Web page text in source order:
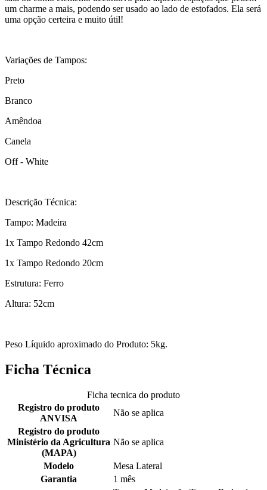
um charme a mais, podendo ser usado ao lado de estofados. Ela será
uma opção certeira e muito útil!
Variações de Tampos:
Preto
Branco
Amêndoa
Canela
Off - White
Descrição Técnica:
Tampo: Madeira
1x Tampo Redondo 42cm
1x Tampo Redondo 20cm
Estrutura: Ferro
Altura: 52cm
Peso Líquido aproximado do Produto: 5kg.
Ficha Técnica
Ficha tecnica do produto
Registro do produto
ANVISA
Não se aplica
Registro do produto
Ministério da Agricultura
(MAPA)
Não se aplica
Modelo
Mesa Lateral
Garantia
1 mês